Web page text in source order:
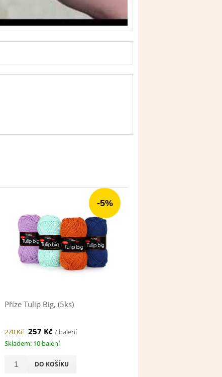
-5%
Příze Tulip Big, (5ks)
270 Kč 257 Kč / balení
Skladem: 10 balení
DO KOŠÍKU